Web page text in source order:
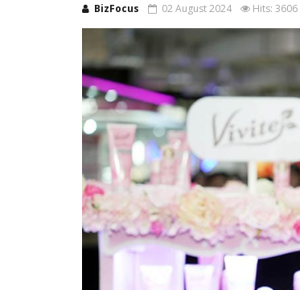
BizFocus 02 August 2024 Hits: 3606